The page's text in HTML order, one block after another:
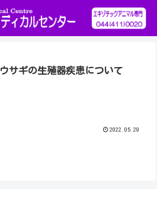
ウサギの生殖器疾患について
2022.05.29